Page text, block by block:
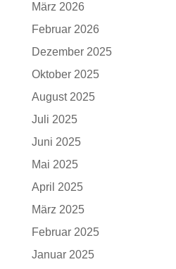
März 2026
Februar 2026
Dezember 2025
Oktober 2025
August 2025
Juli 2025
Juni 2025
Mai 2025
April 2025
März 2025
Februar 2025
Januar 2025